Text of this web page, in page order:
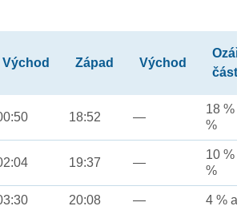
Východ Západ Východ
část
18:52 —
18 %
%
19:37 —
10 %
%
20:08 — 4 %